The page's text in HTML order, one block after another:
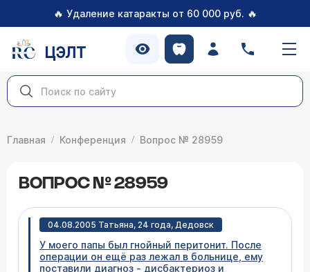
🔥 Удаление катаракты от 60 000 руб. 🔥
ЦЭЛТ
Главная Конференция Вопрос № 28959
ВОПРОС № 28959
04.08.2005 Татьяна, 24 года, Дедовск
У моего папы был гнойный перитонит. После
операции он ещё раз лежал в больнице, ему
поставили диагноз - дисбактериоз и